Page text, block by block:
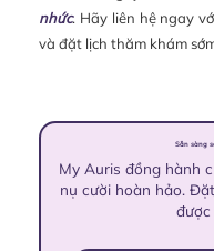
nhức. Hãy liên hệ ngay
và đặt lịch thăm khám
Sẵn sàng
My Auris đồng hành
nụ cười hoàn hảo.
được